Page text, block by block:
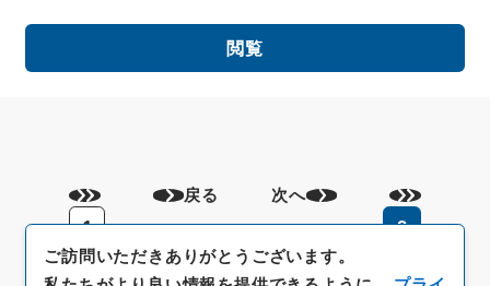
閲覧
戻る
1
2
次へ
ご訪問いただきありがとうございます。